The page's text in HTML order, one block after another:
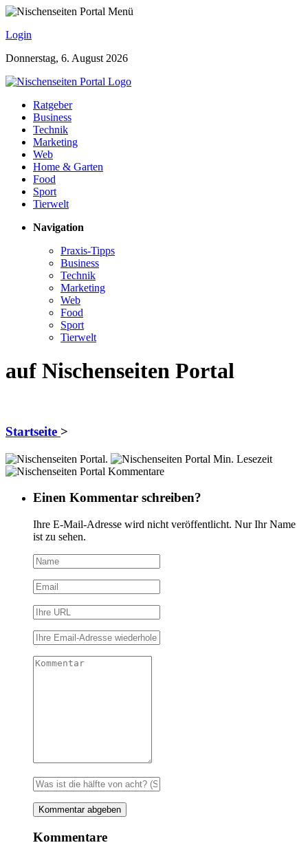
Login
Donnerstag, 6. August 2026
Ratgeber
Business
Technik
Marketing
Web
Home & Garten
Food
Sport
Tierwelt
Navigation
Praxis-Tipps
Business
Technik
Marketing
Web
Food
Sport
Tierwelt
auf Nischenseiten Portal
Startseite >
.
Min. Lesezeit
Kommentare
Einen Kommentar schreiben?
Ihre E-Mail-Adresse wird nicht veröffentlicht. Nur Ihr Name
ist zu sehen.
Kommentare